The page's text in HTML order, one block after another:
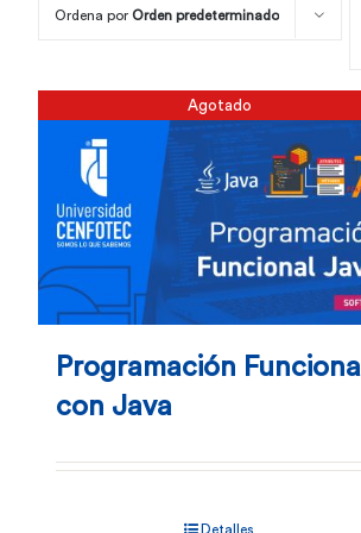
Ordena por Orden predeterminado
Agotado
Programación Funcional
con Java
Detalles